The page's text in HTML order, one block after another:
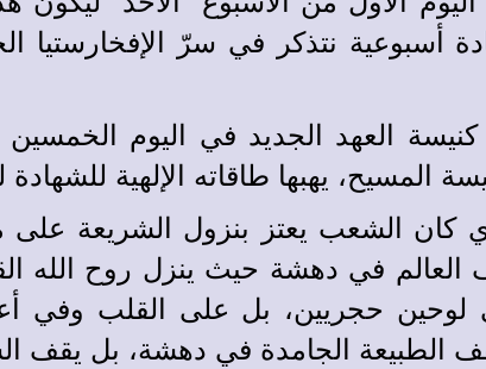
أسبوعية نتذكر في سرّ الإفخارستيا
العهد الجديد في اليوم
يهبها طاقاته الإلهية للشهادة
كان الشعب يعتز بنزول الشريعة على
في دهشة حيث ينزل روح الله
لوحين حجريين، بل على القلب وفي
الطبيعة الجامدة في دهشة، بل يقف